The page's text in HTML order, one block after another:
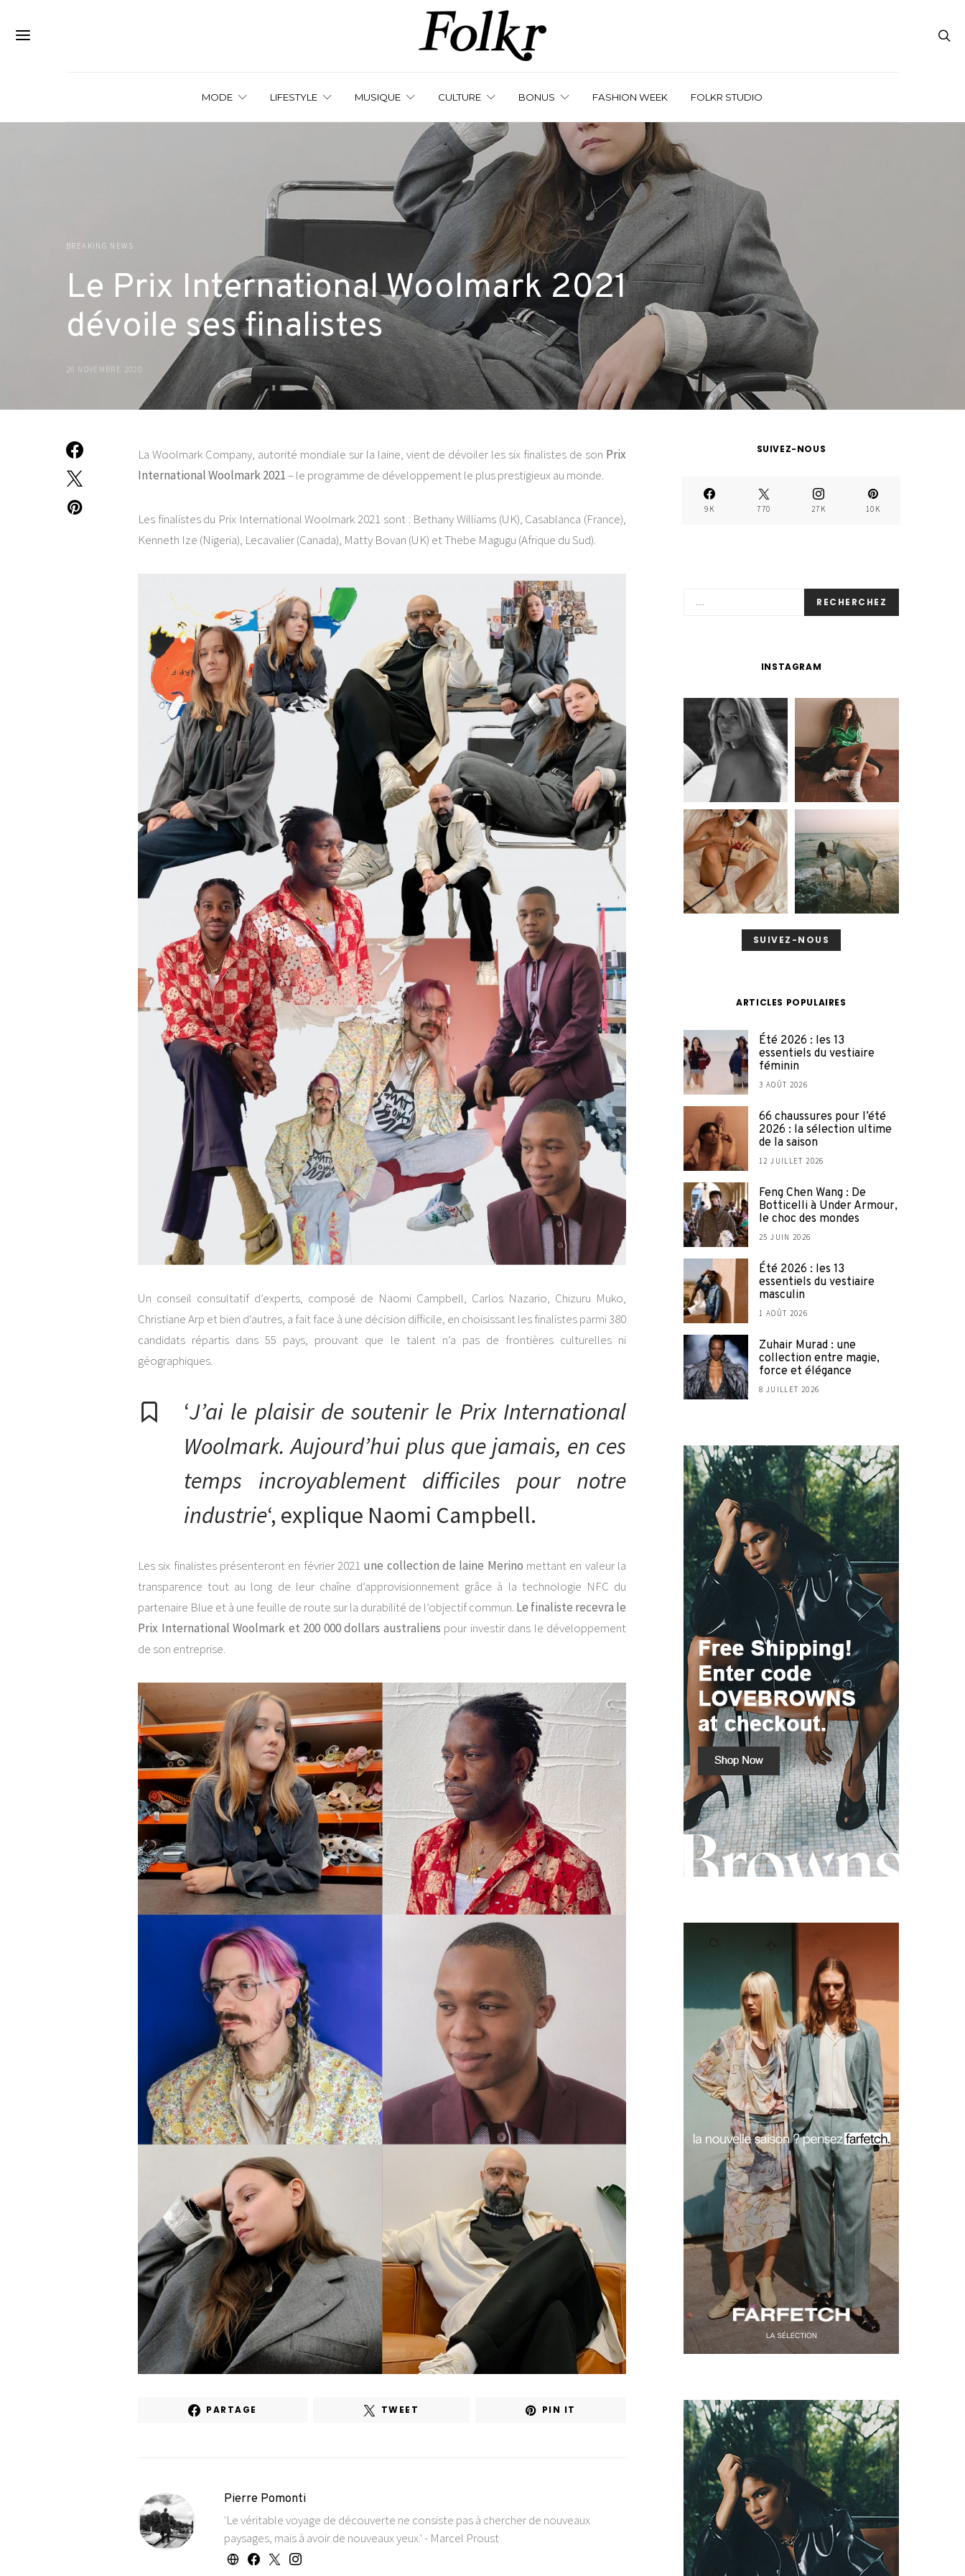
MODE LIFESTYLE MUSIQUE CULTURE BONUS FASHION WEEK FOLKR STUDIO
BREAKING NEWS
Le Prix International Woolmark 2021
dévoile ses finalistes
26 NOVEMBRE 2020
La Woolmark Company, autorité mondiale sur la laine, vient de dévoiler les six finalistes de son Prix
International Woolmark 2021– le programme de développement le plus prestigieux au monde.
Les finalistes du Prix International Woolmark 2021 sont : Bethany Williams (UK), Casablanca (France),
Kenneth Ize (Nigeria), Lecavalier (Canada), Matty Bovan (UK) et Thebe Magugu (Afrique du Sud).
Un conseil consultatif d’experts, composé de Naomi Campbell, Carlos Nazario, Chizuru Muko,
Christiane Arp et bien d’autres, a fait face à une décision difficile, en choisissant les finalistes parmi 380
candidats répartis dans 55 pays, prouvant que le talent n’a pas de frontières culturelles ni
géographiques.
‘J’ai le plaisir de soutenir le Prix International
Woolmark. Aujourd’hui plus que jamais, en ces
temps incroyablement difficiles pour notre
industrie‘, explique Naomi Campbell.
Les six finalistes présenteront en février 2021 une collection de laine Merino mettant en valeur la
transparence tout au long de leur chaîne d’approvisionnement grâce à la technologie NFC du
partenaire Blue et à une feuille de route sur la durabilité de l’objectif commun. Le finaliste recevra le
Prix International Woolmark et 200 000 dollars australiens pour investir dans le développement
de son entreprise.
PARTAGE TWEET PIN IT
Pierre Pomonti
'Le véritable voyage de découverte ne consiste pas à chercher de nouveaux
paysages, mais à avoir de nouveaux yeux.' - Marcel Proust
SUIVEZ-NOUS
9K 770 27K 10K
RECHERCHEZ
INSTAGRAM
SUIVEZ-NOUS
ARTICLES POPULAIRES
Été 2026 : les 13
essentiels du vestiaire
féminin
3 AOÛT 2026
66 chaussures pour l’été
2026 : la sélection ultime
de la saison
12 JUILLET 2026
Feng Chen Wang : De
Botticelli à Under Armour,
le choc des mondes
25 JUIN 2026
Été 2026 : les 13
essentiels du vestiaire
masculin
1 AOÛT 2026
Zuhair Murad : une
collection entre magie,
force et élégance
8 JUILLET 2026